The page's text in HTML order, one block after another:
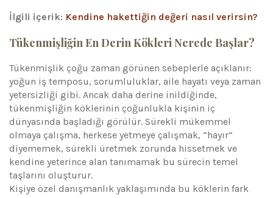
İlgili içerik: Kendine hakettiğin değeri nasıl verirsin?
Tükenmişliğin En Derin Kökleri Nerede Başlar?
Tükenmişlik çoğu zaman görünen sebeplerle açıklanır:
yoğun iş temposu, sorumluluklar, aile hayatı veya zaman
yetersizliği gibi. Ancak daha derine inildiğinde,
tükenmişliğin köklerinin çoğunlukla kişinin iç
dünyasında başladığı görülür. Sürekli mükemmel
olmaya çalışma, herkese yetmeye çalışmak, “hayır”
diyememek, sürekli üretmek zorunda hissetmek ve
kendine yeterince alan tanımamak bu sürecin temel
taşlarını oluşturur.
Kişiye özel danışmanlık yaklaşımında bu köklerin fark